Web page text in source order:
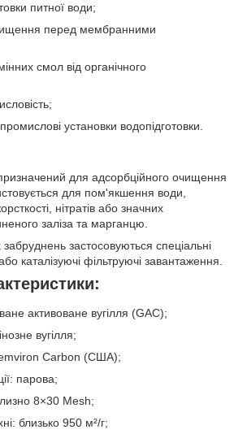
питної води;
перед мембранними
смол від органічного
установки водопідготовки.
для адсорбційного очищення
для пом'якшення води,
нітратів або значних
заліза та марганцю.
застосовуються спеціальні
каталізуючі фільтруючі завантаження.
активоване вугілля (GAC);
вугілля;
Carbon (США);
парова;
8×30 Mesh;
близько 950 м²/г;